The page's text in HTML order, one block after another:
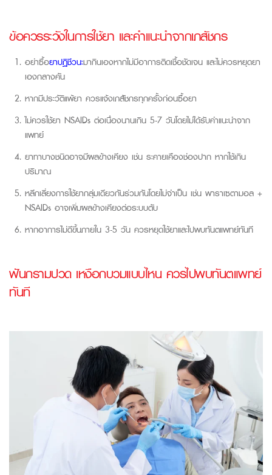
ข้อควรระวังในการใช้ยา และคำแนะนำจากเภสัชกร
อย่าซื้อยาปฏิชีวนะมากินเองหากไม่มีอาการติดเชื้อชัดเจน และไม่ควรหยุดยา
เองกลางคัน
หากมีประวัติแพ้ยา ควรแจ้งเภสัชกรทุกครั้งก่อนซื้อยา
ไม่ควรใช้ยา NSAIDs ต่อเนื่องนานเกิน 5-7 วันโดยไม่ได้รับคำแนะนำจาก
แพทย์
ยาทาบางชนิดอาจมีผลข้างเคียง เช่น ระคายเคืองช่องปาก หากใช้เกิน
ปริมาณ
หลีกเลี่ยงการใช้ยากลุ่มเดียวกันร่วมกันโดยไม่จำเป็น เช่น พาราเซตามอล +
NSAIDs อาจเพิ่มผลข้างเคียงต่อระบบตับ
หากอาการไม่ดีขึ้นภายใน 3-5 วัน ควรหยุดใช้ยาและไปพบทันตแพทย์ทันที
ฟันกรามปวด เหงือกบวมแบบไหน ควรไปพบทันตแพทย์
ทันที